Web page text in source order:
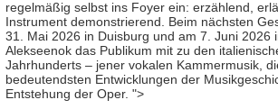
regelmäßig selbst ins Foyer ein: erzählend,
Instrument demonstrierend. Beim nächsten
31. Mai 2026 in Duisburg und am 7. Juni 2026
Alekseenok das Publikum mit zu den
Jahrhunderts – jener vokalen Kammermusik,
bedeutendsten Entwicklungen der
Entstehung der Oper. ">